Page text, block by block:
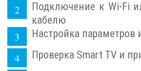
Подключение к Wi-Fi
кабелю
Настройка параметров
Проверка Smart TV и